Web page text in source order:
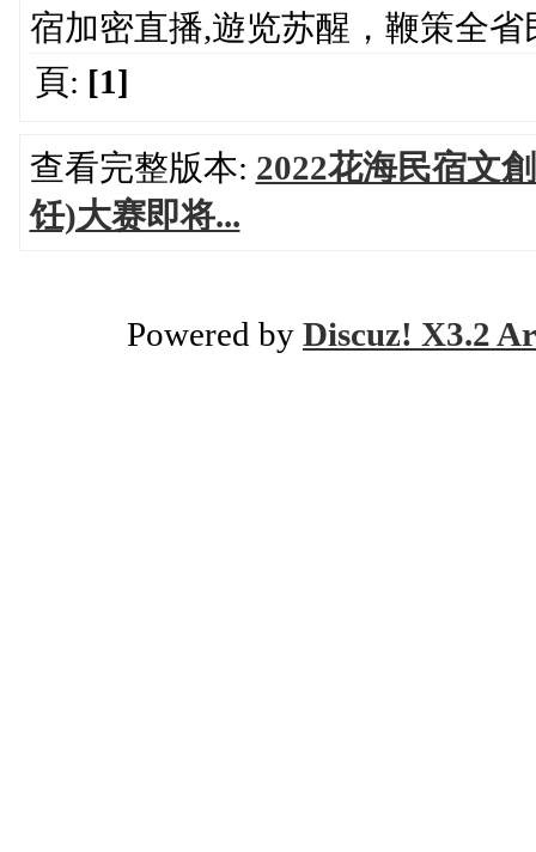
宿加密直播,遊览苏醒，鞭策全
頁: [1]
查看完整版本: 2022花海民宿文
饪)大赛即将...
Powered by Discuz! X3.2